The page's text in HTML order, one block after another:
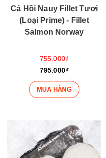
Cá Hồi Nauy Fillet Tươi
(Loại Prime) - Fillet
Salmon Norway
755.000₫
795.000₫
MUA HÀNG